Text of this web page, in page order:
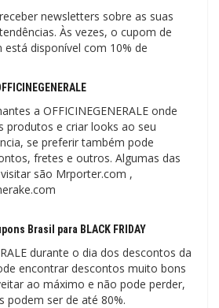
newsletters sobre as suas
Às vezes, o cupom de
disponível com 10% de
a OFFICINEGENERALE onde
produtos e criar looks ao seu
se preferir também pode
fretes e outros. Algumas das
são Mrporter.com ,
Brasil para BLACK FRIDAY
durante o dia dos descontos da
encontrar descontos muito bons
ao máximo e não pode perder,
podem ser de até 80%.